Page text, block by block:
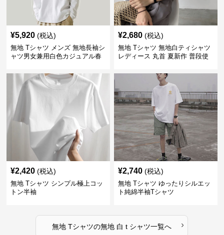
¥5,920 (税込)
無地 Tシャツ メンズ 無地長袖シ
ャツ男女兼用白色カジュアル春
¥2,680 (税込)
無地 Tシャツ 無地白ティシャツ
レディース 丸首 夏新作 普段使
¥2,420 (税込)
無地 Tシャツ シンプル極上コッ
トン半袖
¥2,740 (税込)
無地 Tシャツ ゆったりシルエッ
ト純綿半袖Tシャツ
無地 Tシャツの無地 白 t シャツ一覧へ ›